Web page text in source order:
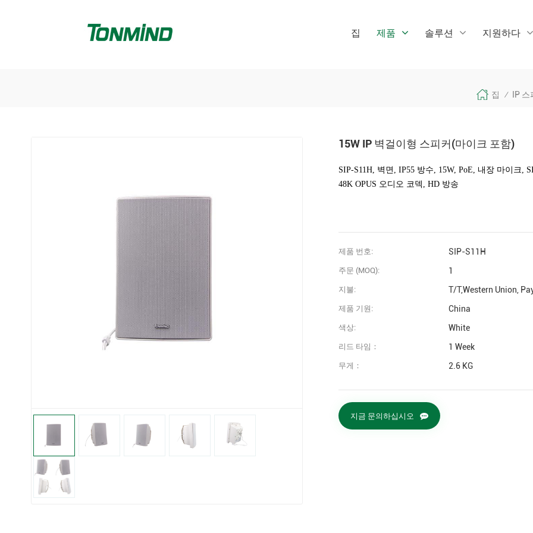
집 제품 솔루션 지원하다
집 / IP
15W IP 벽걸이형 스피커(마이크 포함)
SIP-S11H, 벽면, IP55 방수, 15W, PoE, 내장 마이크,
48K OPUS 오디오 코덱, HD 방송
제품 번호: SIP-S11H
주문 (MOQ): 1
지불: T/T,Western Union,
제품 기원: China
색상: White
리드 타임： 1 Week
무게： 2.6 KG
지금 문의하십시오